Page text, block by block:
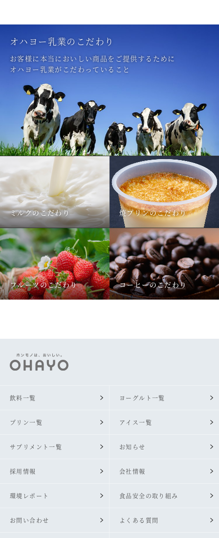
オハヨー乳業のこだわり
お客様に本当においしい商品をご提供するために
オハヨー乳業がこだわっていること
ミルクのこだわり 焼プリンのこだわり
フルーツのこだわり コーヒーのこだわり
飲料一覧 ヨーグルト一覧
プリン一覧 アイス一覧
サプリメント一覧 お知らせ
採用情報 会社情報
環境レポート 食品安全の取り組み
お問い合わせ よくある質問